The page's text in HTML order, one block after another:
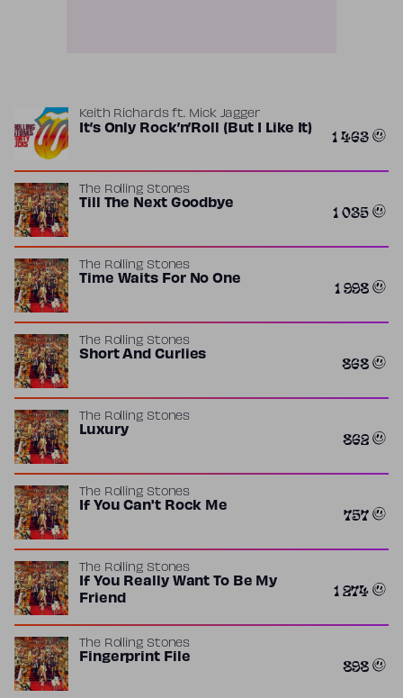
Keith Richardsft. Mick Jagger
It’s Only Rock’n’Roll (But I Like It) 1 463
The Rolling Stones
Till The Next Goodbye 1 035
The Rolling Stones
Time Waits For No One 1 998
The Rolling Stones
Short And Curlies 868
The Rolling Stones
Luxury 862
The Rolling Stones
If You Can't Rock Me 757
The Rolling Stones
If You Really Want To Be My
Friend
1 274
The Rolling Stones
Fingerprint File 898